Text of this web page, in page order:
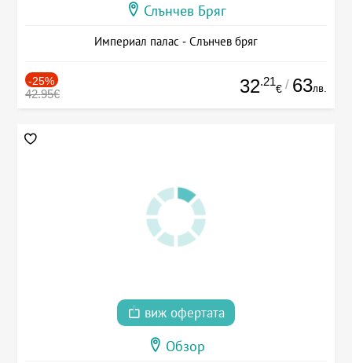
Слънчев Бряг
Империал палас - Слънчев бряг
-25%
42.95€ 32.21
€ / 63лв.
виж офертата
Обзор